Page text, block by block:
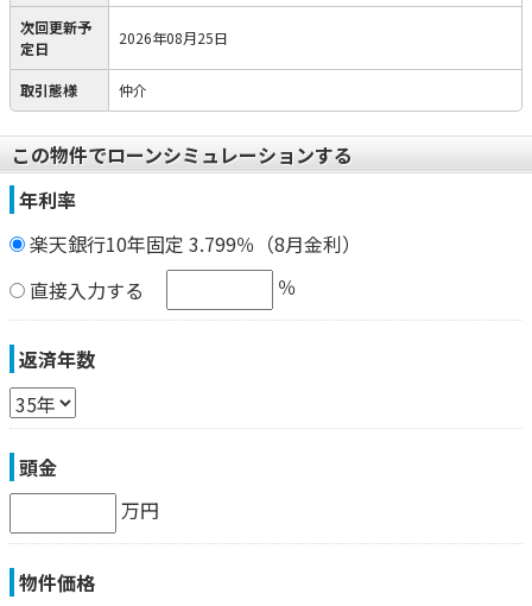
次回更新予
定日
2026年08月25日
取引態様 仲介
この物件でローンシミュレーションする
年利率
楽天銀行10年固定 3.799％（8月金利）
直接入力する
％
返済年数
頭金
万円
物件価格